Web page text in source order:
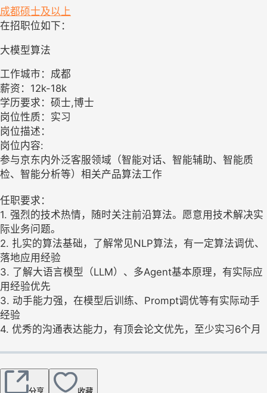
成都硕士及以上
在招职位如下：
大模型算法
工作城市：成都
薪资：12k-18k
学历要求：硕士,博士
岗位性质：实习
岗位描述：
岗位内容:
参与京东内外泛客服领域（智能对话、智能辅助、智能质
检、智能分析等）相关产品算法工作
任职要求：
1. 强烈的技术热情，随时关注前沿算法。愿意用技术解决实
际业务问题。
2. 扎实的算法基础，了解常见NLP算法，有一定算法调优、
落地应用经验
3. 了解大语言模型（LLM）、多Agent基本原理，有实际应
用经验优先
3. 动手能力强，在模型后训练、Prompt调优等有实际动手
经验
4. 优秀的沟通表达能力，有顶会论文优先，至少实习6个月